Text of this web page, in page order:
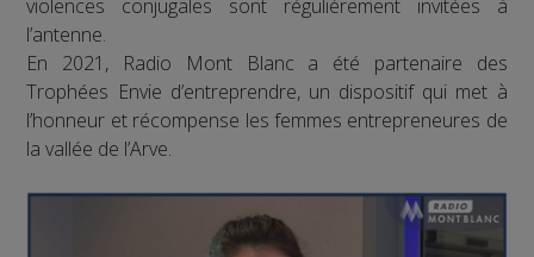
violences conjugales sont régulièrement invitées à
l’antenne.
En 2021, Radio Mont Blanc a été partenaire des
Trophées Envie d’entreprendre, un dispositif qui met à
l’honneur et récompense les femmes entrepreneures de
la vallée de l’Arve.